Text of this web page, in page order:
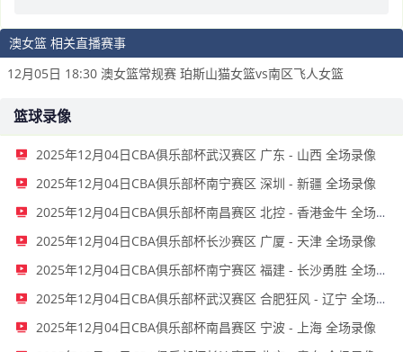
澳女篮 相关直播赛事
12月05日 18:30 澳女篮常规赛 珀斯山猫女篮vs南区飞人女篮
篮球录像
2025年12月04日CBA俱乐部杯武汉赛区 广东 - 山西 全场录像
2025年12月04日CBA俱乐部杯南宁赛区 深圳 - 新疆 全场录像
2025年12月04日CBA俱乐部杯南昌赛区 北控 - 香港金牛 全场录像
2025年12月04日CBA俱乐部杯长沙赛区 广厦 - 天津 全场录像
2025年12月04日CBA俱乐部杯南宁赛区 福建 - 长沙勇胜 全场录像
2025年12月04日CBA俱乐部杯武汉赛区 合肥狂风 - 辽宁 全场录像
2025年12月04日CBA俱乐部杯南昌赛区 宁波 - 上海 全场录像